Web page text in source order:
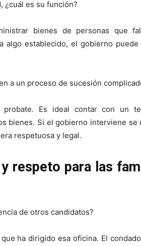
¿cuál es su función?
bienes de personas que
algo establecido, el gobierno
a un proceso de sucesión
Es ideal contar con un
bienes. Si el gobierno interviene se
respetuosa y legal.
respeto para las
de otros candidatos?
ha dirigido esa oficina. El